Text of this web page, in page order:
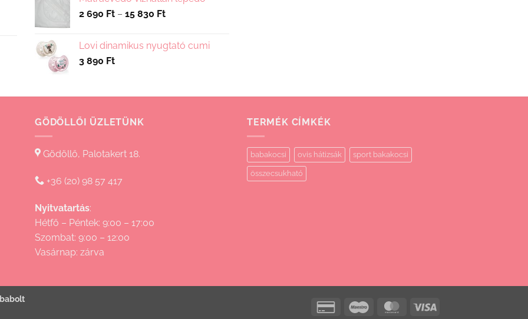
2 690 Ft – 15 830 FtÁrtartomány:
-
Lovi dinamikus nyugtató cumi
3 890 Ft
GÖDÖLLŐI ÜZLETÜNK
Gödöllő, Palotakert 18.
+36 (20) 98 57 417
Nyitvatartás:
Hétfő – Péntek: 9:00 – 17:00
Szombat: 9:00 – 12:00
Vasárnap: zárva
TERMÉK CÍMKÉK
babakocsi ovis hátizsák sport bakakocsi
összecsukható
Credit
Maestro MasterCard